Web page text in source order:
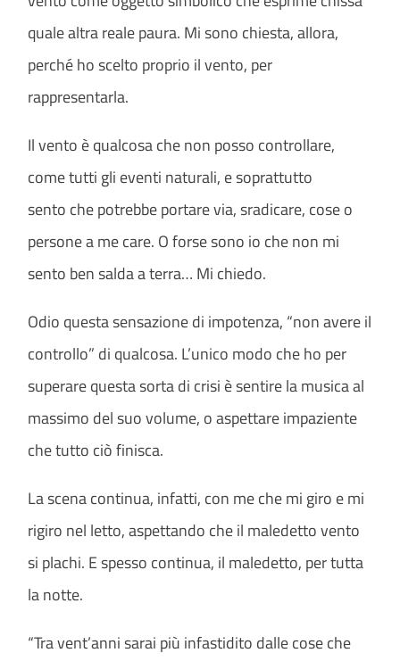
quale altra reale paura. Mi sono chiesta, allora,
perché ho scelto proprio il vento, per
rappresentarla.
Il vento è qualcosa che non posso controllare,
come tutti gli eventi naturali, e soprattutto
sento che potrebbe portare via, sradicare, cose o
persone a me care. O forse sono io che non mi
sento ben salda a terra… Mi chiedo.
Odio questa sensazione di impotenza, “non avere il
controllo” di qualcosa. L’unico modo che ho per
superare questa sorta di crisi è sentire la musica al
massimo del suo volume, o aspettare impaziente
che tutto ciò finisca.
La scena continua, infatti, con me che mi giro e mi
rigiro nel letto, aspettando che il maledetto vento
si plachi. E spesso continua, il maledetto, per tutta
la notte.
“Tra vent’anni sarai più infastidito dalle cose che